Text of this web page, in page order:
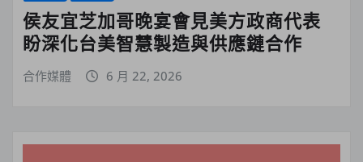
侯友宜芝加哥晚宴會見美方政商代表
盼深化台美智慧製造與供應鏈合作
合作媒體 6 月 22, 2026